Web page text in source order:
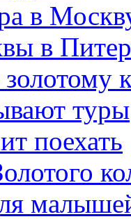
в
в Питер
туры
поехать